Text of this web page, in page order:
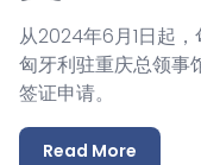
从2024年6月1日起
匈牙利驻重庆总领事
签证申请。
Read More